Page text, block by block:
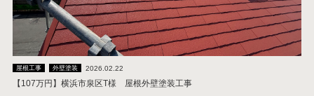
屋根工事 外壁塗装 2026.02.22
【107万円】横浜市泉区T様 屋根外壁塗装工事